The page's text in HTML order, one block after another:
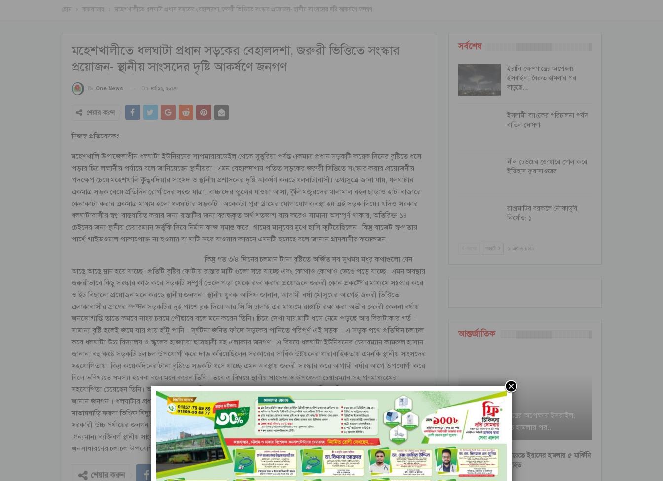
হোম কক্সবাজার মহেশখালীতে ধলঘাটা প্রধান সড়কের বেহালদশা, জরুরী ভিত্তিতে সংস্কার প্রয়োজন- স্থানীয় সাংসদের দৃষ্টি আকর্ষণে জনগণ
মহেশখালীতে ধলঘাটা প্রধান সড়কের বেহালদশা, জরুরী ভিত্তিতে সংস্কার
প্রয়োজন- স্থানীয় সাংসদের দৃষ্টি আকর্ষণে জনগণ
By One News On মার্চ ১২, ২০১৭
শেয়ার করুন
নিজস্ব প্রতিবেদকঃ
মহেশখালি উপাজেলাধীন ধলঘাটা ইউনিয়নের সাপমারারডেইল থেকে সুতুরিয়া পর্যন্ত একমাত্র প্রধান সড়কটি কয়েক দিনের বৃষ্টিতে ধসে
পড়ার চিত্র লক্ষ্যনীয় পর্যায়ে বলে জানিয়েছেন স্থানীয়রা। এমন বেহালদশায় পতিত সড়কের জরুরী ভিত্তিতে সংস্কার করার প্রয়োজনীয়
পদক্ষেপ চেয়ে মহেশখালি কুতুবদিয়ার সাংসদ ও স্থানীয় প্রশাসনের দৃষ্টি আকর্ষণ করছে ধলঘাটাবাসী। তথ্যসুত্রে জানা যায়, ধলঘাটার
একমাত্র সড়ক বেয়ে প্রতিদিন রোগীদের সহজ যাত্রা, বাচ্চাদের স্কুলের যাওয়া আসা, কুলি মজুরদের মালামাল বহন ছাড়াও হাট-বাজারে
কেনাকাটা করার একমাত্র মাধ্যম হলো ধলঘাটার সড়কটি। অনেকটা পুরা গ্রামের যোগাযোগব্যবস্থা হয় এই সড়ক দিয়ে। যদিও সরকার
ধলঘাটাবাসীর স্বপ্ন বাস্তবায়িত করার জন্য রাস্তাটির জন্য বরাদ্ধকৃত অর্থ শতভাগ ব্যয় করেও সামান্য অসম্পূর্ণ থাকায়, অতিরিক্ত ১৪
চেইনের জন্য স্থানীয় চেয়ারম্যান ভর্তুকি দিয়ে নির্মান কাজ সমাপ্ত করে, গ্রামের মানুষের মুখে হাসি ফুটিয়েছিলেন। কিন্তু বাজেট স্বল্পতায়
পার্শ্বে গাইডওয়াল পাকাপোক্ত না হওয়ায় বা মাটি সরে যাওয়ার কারনে এমনটি হয়েছে বলে জানান গ্রামবাসীর কয়েকজন।
কিন্তু গত ৩/৪ দিনের চলমান টানা বৃষ্টিতে অর্জিত সব সুখময় মধুর কথাগুলো যেন
আস্তে আস্তে ম্লান হয়ে যাচ্ছে। প্রতিটি বৃষ্টির ফোটায় রাস্তার মাটি গুলো সরে যাচ্ছে এবং কোথাও কোথাও ভেঙে পড়ে যাচ্ছে। এমন অবস্থায়
জরুরীভাবে কিছু সঃস্কার কাজ করে সড়কটি সম্পুর্ণ ভেঙ্গে পড়া থেকে রক্ষা করার প্রয়োজনে জরুরী কোন প্রকল্পের মাধ্যমে সঃস্কার করে
ও ইট বিছানো প্রয়োজন মনে করছে স্থানীয় জনগন। স্থানীয় যুবক আসিফ জানান, আগামী বর্ষা মৌসুমের আগেই জরুরী ভিত্তিতে
এলাকাবাসীর প্রাণের স্পন্দন সড়কটির দুই পাশে ব্লক দিয়ে আর.সি.সি ঢালাই এর মাধ্যমে রাস্তাটি রক্ষা করা অতীব জরুরী কেননা বর্ষায়
জনভোগান্তি তাতে কমবে নাহয় চরমে পৌছাবে বলে মনে করেন তিনি। চিত্রে দেখা যায়,মাটি ধসে নেমে পড়ছে আর বিরাটাকার গর্ত ।
সামান্য বৃষ্টি হলেই জমে যায় প্রায় হাঁটু পানি । দূর্ঘটনা জনিত ফাঁদে সড়কের পানিতে পরিপূর্ণ এই সড়ক । এ সড়ক পথে প্রতিদিন চলাচল
করে ধলঘাটা উচ্চ বিদ্যালয় ও স্কুলের হাজারো ছাত্রছাত্রী সহ এলাকার জনগণ। এ বিষয়ে ধলঘাটা ইউনিয়নের চেয়ারম্যান কামরুল হাসান
জানান, বহু কষ্টে সড়কটি চলাচল উপযোগী করে দাড় করিয়েছিলেন সরকারের সার্বিক উন্নয়নের ধারাবাহিকতায় এমনকি স্থানীয় সাংসদের
সহযোগিতায়। কিন্তু কয়েকদিনের টানা বৃষ্টিতে সড়কটি ধসে যাচ্ছে এমন অবস্থায় জরুরী সঃস্কার করে আগামী বর্ষার আগে উপযোগী করে
নিলে ভবিষ্যতে সমস্যা হবেনা বলে মনে করেন তিনি। তবে এ বিষয়ে স্থানীয় সাংসদ ও উপজেলা চেয়ারম্যান সহ গনমাধ্যমেের
সহযোগিতা চেয়েছেন তিনি। আরো জানা যায়, অতিসত্বর সড়কের কাজ না করলে ব্যাপক অপূরনীয় ক্ষতি হবার সম্ভাবনা রয়েছে বলে
জানান জনগন । ধলঘাটার প্রধান সড়ক দিয়ে বিভিন্ন দপ্তরের বড় বড় সরকারি কর্মকর্তারাও চলাচল করে সরকারের বহুমুখী পদক্ষেপ
মাতারবাড়ি কয়লা ভিত্তিক বিদ্যুৎ কেন্দ্র,ভাসমান তেল টার্মিনাল,এলপি গ্যাস স্টেশনের বড় বড় প্রকল্পের কাজ তদারকি করতে প্রতিমাসে
সরকারী উচ্চ পর্যায়ের জনগন যাতায়াত করে বলে জানা যায়। এ সড়কের বেহালদশার জরুরী সঃস্কারে এলাকাবাসী ও সুশীল সমাজ
,গন্যমান্য ব্যক্তিবর্গ স্থানীয় সাংসদ ও যথাযথ কর্তৃপক্ষের নিকট জোর দাবী ও -জরুরী ভিত্তিতে এ সড়কের সংস্কার করে মেরামত পুর্বক
জনসাধারণের চলাচল উপযোগী সড়ক তৈরি করে সকলের দূর্ভোগ লাঘবে প্রয়োজনী ব্যবস্থা গ্রহনে দৃষ্টি কামনা করেছেন।
শেয়ার করুন
সর্বশেষ
ইরানি ক্ষেপণাস্ত্রের অপেক্ষায়
ইসরাইল; বৈরুত হামলার পর
বাড়ছে…
ইসলামী ব্যাংকের পরিচালনা পর্ষদ
বাতিল ঘোষণা
নীল ঢেউয়ের জোয়ারে গোল করে
ইতিহাস কুরাসাওয়ের
রাঙামাটির বরকলে নৌকাডুবি,
নিখোঁজ ১
পরবর্তী ১ এর ৬,৮৪৮
আন্তর্জাতিক
ইরানি ক্ষেপণাস্ত্রের অপেক্ষায় ইসরাইল;
বৈরুত হামলার পর…
কুয়েতে ইরানের হামলায় ৫ মার্কিনি
আহত